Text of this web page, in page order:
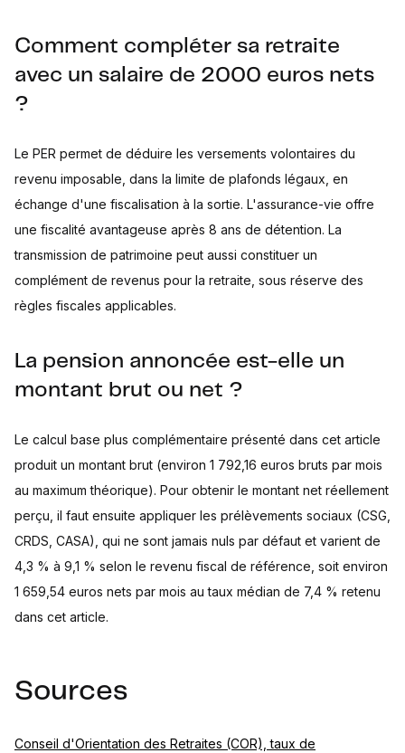
Comment compléter sa retraite
avec un salaire de 2000 euros nets
?
Le PER permet de déduire les versements volontaires du
revenu imposable, dans la limite de plafonds légaux, en
échange d'une fiscalisation à la sortie. L'assurance-vie offre
une fiscalité avantageuse après 8 ans de détention. La
transmission de patrimoine peut aussi constituer un
complément de revenus pour la retraite, sous réserve des
règles fiscales applicables.
La pension annoncée est-elle un
montant brut ou net ?
Le calcul base plus complémentaire présenté dans cet article
produit un montant brut (environ 1 792,16 euros bruts par mois
au maximum théorique). Pour obtenir le montant net réellement
perçu, il faut ensuite appliquer les prélèvements sociaux (CSG,
CRDS, CASA), qui ne sont jamais nuls par défaut et varient de
4,3 % à 9,1 % selon le revenu fiscal de référence, soit environ
1 659,54 euros nets par mois au taux médian de 7,4 % retenu
dans cet article.
Sources
Conseil d'Orientation des Retraites (COR), taux de